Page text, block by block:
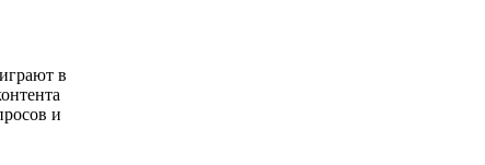
в
и